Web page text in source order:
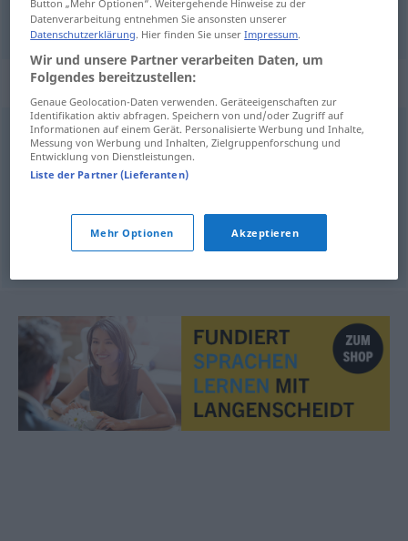
layıkolmayan, yaraşmayan ( GEN-E) unwürdig
Synonyme für "unwürdig"
erniedrigend,entwürdigend,schändlich
bemitleidenswert,kläglich, erbärmlich
Button „Mehr Optionen“. Weitergehende Hinweise zu der
Datenverarbeitung entnehmen Sie ansonsten unserer
Datenschutzerklärung. Hier finden Sie unserImpressum.
Wir und unsere Partner verarbeiten Daten, um
Folgendes bereitzustellen:
Genaue Geolocation-Daten verwenden. Geräteeigenschaften zur
Identifikation aktiv abfragen. Speichern von und/oder Zugriff auf
Informationen auf einem Gerät. Personalisierte Werbung und Inhalte,
Messung von Werbung und Inhalten, Zielgruppenforschung und
Entwicklung von Dienstleistungen.
Liste der Partner (Lieferanten)
Mehr Optionen Akzeptieren